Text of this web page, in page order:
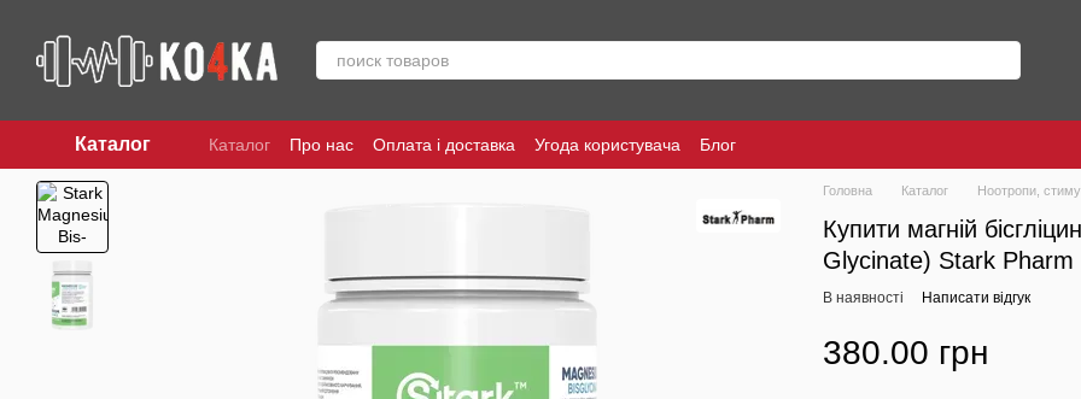
Каталог Каталог Про нас Оплата і доставка Угода користувача Блог
Головна Каталог Ноотропи,
Купити магній
Glycinate) Stark Pharm
В наявності Написати відгук
380.00 грн